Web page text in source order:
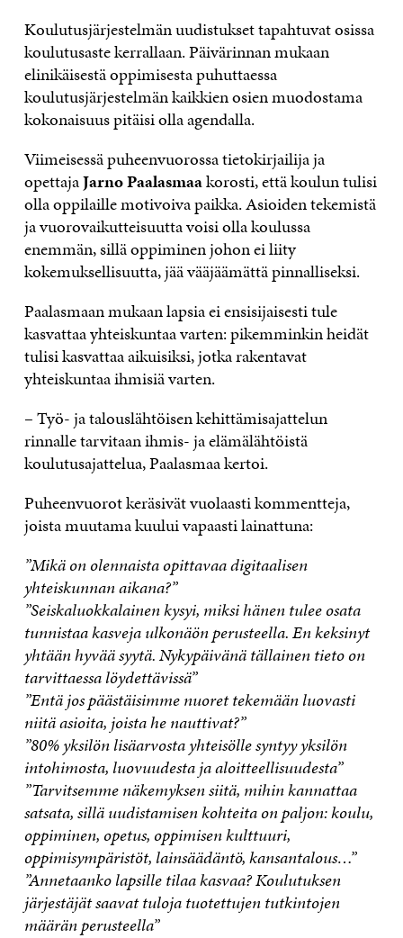
Koulutusjärjestelmän uudistukset tapahtuvat osissa
koulutusaste kerrallaan. Päivärinnan mukaan
elinikäisestä oppimisesta puhuttaessa
koulutusjärjestelmän kaikkien osien muodostama
kokonaisuus pitäisi olla agendalla.
Viimeisessä puheenvuorossa tietokirjailija ja
opettajaJarno Paalasmaakorosti, että koulun tulisi
olla oppilaille motivoiva paikka. Asioiden tekemistä
ja vuorovaikutteisuutta voisi olla koulussa
enemmän, sillä oppiminen johon ei liity
kokemuksellisuutta, jää vääjäämättä pinnalliseksi.
Paalasmaan mukaan lapsia ei ensisijaisesti tule
kasvattaa yhteiskuntaa varten: pikemminkin heidät
tulisi kasvattaa aikuisiksi, jotka rakentavat
yhteiskuntaa ihmisiä varten.
– Työ- ja talouslähtöisen kehittämisajattelun
rinnalle tarvitaan ihmis- ja elämälähtöistä
koulutusajattelua, Paalasmaa kertoi.
Puheenvuorot keräsivät vuolaasti kommentteja,
joista muutama kuului vapaasti lainattuna:
”Mikä on olennaista opittavaa digitaalisen
yhteiskunnan aikana?”
”Seiskaluokkalainen kysyi, miksi hänen tulee osata
tunnistaa kasveja ulkonäön perusteella. En keksinyt
yhtään hyvää syytä. Nykypäivänä tällainen tieto on
tarvittaessa löydettävissä”
”Entä jos päästäisimme nuoret tekemään luovasti
niitä asioita, joista he nauttivat?”
”80% yksilön lisäarvosta yhteisölle syntyy yksilön
intohimosta, luovuudesta ja aloitteellisuudesta”
”Tarvitsemme näkemyksen siitä, mihin kannattaa
satsata, sillä uudistamisen kohteita on paljon: koulu,
oppiminen, opetus, oppimisen kulttuuri,
oppimisympäristöt, lainsäädäntö, kansantalous…”
”Annetaanko lapsille tilaa kasvaa? Koulutuksen
järjestäjät saavat tuloja tuotettujen tutkintojen
määrän perusteella”